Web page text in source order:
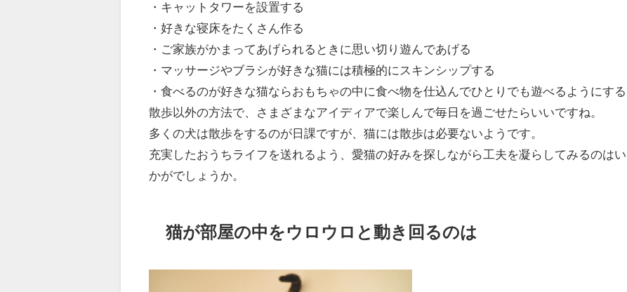
・キャットタワーを設置する
・好きな寝床をたくさん作る
・ご家族がかまってあげられるときに思い切り遊んであげる
・マッサージやブラシが好きな猫には積極的にスキンシップする
・食べるのが好きな猫ならおもちゃの中に食べ物を仕込んでひとりでも遊べるようにする
散歩以外の方法で、さまざまなアイディアで楽しんで毎日を過ごせたらいいですね。
多くの犬は散歩をするのが日課ですが、猫には散歩は必要ないようです。
充実したおうちライフを送れるよう、愛猫の好みを探しながら工夫を凝らしてみるのはい
かがでしょうか。
猫が部屋の中をウロウロと動き回るのは